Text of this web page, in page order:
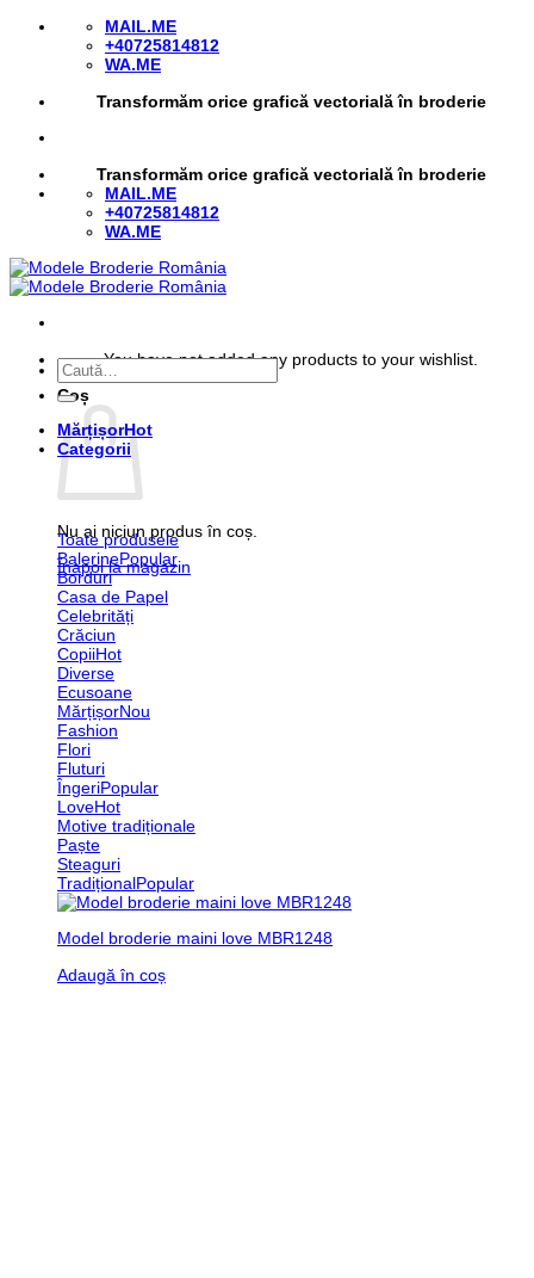
Skip
MAIL.ME
+40725814812
WA.ME
Transformăm orice grafică vectorială în broderie
Transformăm orice grafică vectorială în broderie
MAIL.ME
+40725814812
WA.ME
You have not added any products to your wishlist.
Coș
Nu ai niciun produs în coș.
Înapoi la magazin
Caută
după:
Mărțișor
Categorii
Toate produsele
Balerine
Borduri
Casa de Papel
Celebrități
Crăciun
Copii
Diverse
Ecusoane
Mărțișor
Fashion
Flori
Fluturi
Îngeri
Love
Motive tradiționale
Paște
Steaguri
Tradițional
Model broderie maini love MBR1248
Adaugă în coș